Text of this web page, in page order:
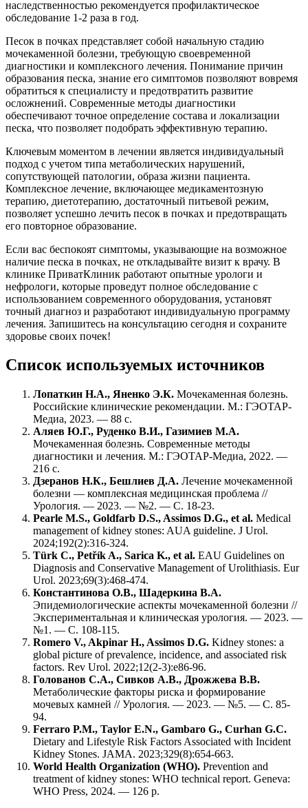
наследственностью рекомендуется профилактическое
обследование 1-2 раза в год.
Песок в почках представляет собой начальную стадию
мочекаменной болезни, требующую своевременной
диагностики и комплексного лечения. Понимание причин
образования песка, знание его симптомов позволяют вовремя
обратиться к специалисту и предотвратить развитие
осложнений. Современные методы диагностики
обеспечивают точное определение состава и локализации
песка, что позволяет подобрать эффективную терапию.
Ключевым моментом в лечении является индивидуальный
подход с учетом типа метаболических нарушений,
сопутствующей патологии, образа жизни пациента.
Комплексное лечение, включающее медикаментозную
терапию, диетотерапию, достаточный питьевой режим,
позволяет успешно лечить песок в почках и предотвращать
его повторное образование.
Если вас беспокоят симптомы, указывающие на возможное
наличие песка в почках, не откладывайте визит к врачу. В
клинике ПриватКлиник работают опытные урологи и
нефрологи, которые проведут полное обследование с
использованием современного оборудования, установят
точный диагноз и разработают индивидуальную программу
лечения. Запишитесь на консультацию сегодня и сохраните
здоровье своих почек!
Список используемых источников
Лопаткин Н.А., Яненко Э.К. Мочекаменная болезнь.
Российские клинические рекомендации. М.: ГЭОТАР-
Медиа, 2023. — 88 с.
Аляев Ю.Г., Руденко В.И., Газимиев М.А.
Мочекаменная болезнь. Современные методы
диагностики и лечения. М.: ГЭОТАР-Медиа, 2022. —
216 с.
Дзеранов Н.К., Бешлиев Д.А. Лечение мочекаменной
болезни — комплексная медицинская проблема //
Урология. — 2023. — №2. — С. 18-23.
Pearle M.S., Goldfarb D.S., Assimos D.G., et al. Medical
management of kidney stones: AUA guideline. J Urol.
2024;192(2):316-324.
Türk C., Petřík A., Sarica K., et al. EAU Guidelines on
Diagnosis and Conservative Management of Urolithiasis. Eur
Urol. 2023;69(3):468-474.
Константинова О.В., Шадеркина В.А.
Эпидемиологические аспекты мочекаменной болезни //
Экспериментальная и клиническая урология. — 2023. —
№1. — С. 108-115.
Romero V., Akpinar H., Assimos D.G. Kidney stones: a
global picture of prevalence, incidence, and associated risk
factors. Rev Urol. 2022;12(2-3):e86-96.
Голованов С.А., Сивков А.В., Дрожжева В.В.
Метаболические факторы риска и формирование
мочевых камней // Урология. — 2023. — №5. — С. 85-
94.
Ferraro P.M., Taylor E.N., Gambaro G., Curhan G.C.
Dietary and Lifestyle Risk Factors Associated with Incident
Kidney Stones. JAMA. 2023;329(8):654-663.
World Health Organization (WHO). Prevention and
treatment of kidney stones: WHO technical report. Geneva:
WHO Press, 2024. — 126 p.